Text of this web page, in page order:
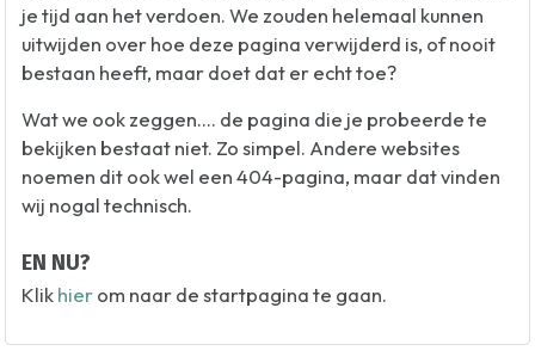
je tijd aan het verdoen. We zouden helemaal kunnen
uitwijden over hoe deze pagina verwijderd is, of nooit
bestaan heeft, maar doet dat er echt toe?
Wat we ook zeggen.... de pagina die je probeerde te
bekijken bestaat niet. Zo simpel. Andere websites
noemen dit ook wel een 404-pagina, maar dat vinden
wij nogal technisch.
EN NU?
Klik hier om naar de startpagina te gaan.